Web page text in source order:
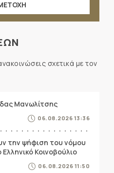
σχετικά με τον
Μανωλίτσης
06.08.2026 13:36
την ψήφιση του νόμου
Κοινοβούλιο
06.08.2026 11:50